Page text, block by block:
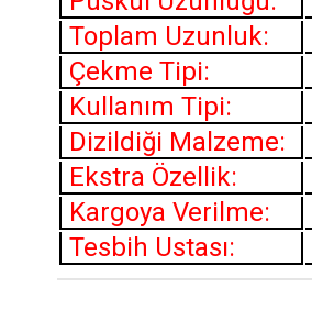
Toplam Uzunluk:
Çekme Tipi:
Kullanım Tipi:
Dizildiği Malzeme:
Ekstra Özellik:
Kargoya Verilme:
Tesbih Ustası: